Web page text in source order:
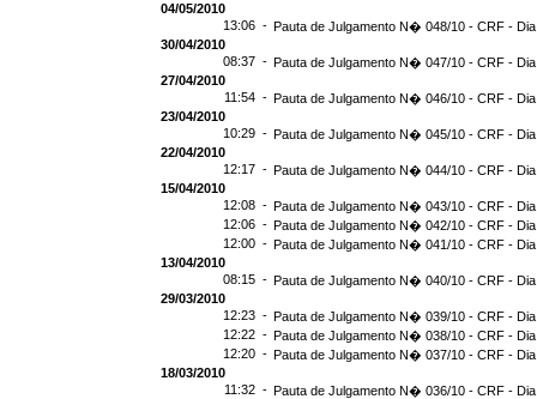
04/05/2010
13:06 - Pauta de Julgamento N� 048/10 - CRF -
30/04/2010
08:37 - Pauta de Julgamento N� 047/10 - CRF -
27/04/2010
11:54 - Pauta de Julgamento N� 046/10 - CRF -
23/04/2010
10:29 - Pauta de Julgamento N� 045/10 - CRF -
22/04/2010
12:17 - Pauta de Julgamento N� 044/10 - CRF -
15/04/2010
12:08 - Pauta de Julgamento N� 043/10 - CRF -
12:06 - Pauta de Julgamento N� 042/10 - CRF -
12:00 - Pauta de Julgamento N� 041/10 - CRF -
13/04/2010
08:15 - Pauta de Julgamento N� 040/10 - CRF -
29/03/2010
12:23 - Pauta de Julgamento N� 039/10 - CRF -
12:22 - Pauta de Julgamento N� 038/10 - CRF -
12:20 - Pauta de Julgamento N� 037/10 - CRF -
18/03/2010
11:32 - Pauta de Julgamento N� 036/10 - CRF -